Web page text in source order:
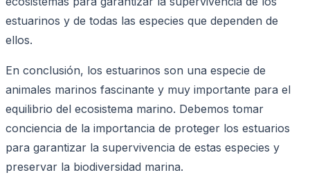
estuarinos y de todas las especies que dependen de
ellos.
En conclusión, los estuarinos son una especie de
animales marinos fascinante y muy importante para el
equilibrio del ecosistema marino. Debemos tomar
conciencia de la importancia de proteger los estuarios
para garantizar la supervivencia de estas especies y
preservar la biodiversidad marina.